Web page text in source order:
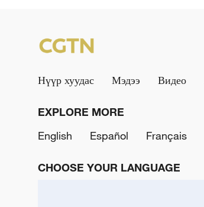
Нүүр хуудас Мэдээ Видео
EXPLORE MORE
English
Español Français
CHOOSE YOUR LANGUAGE